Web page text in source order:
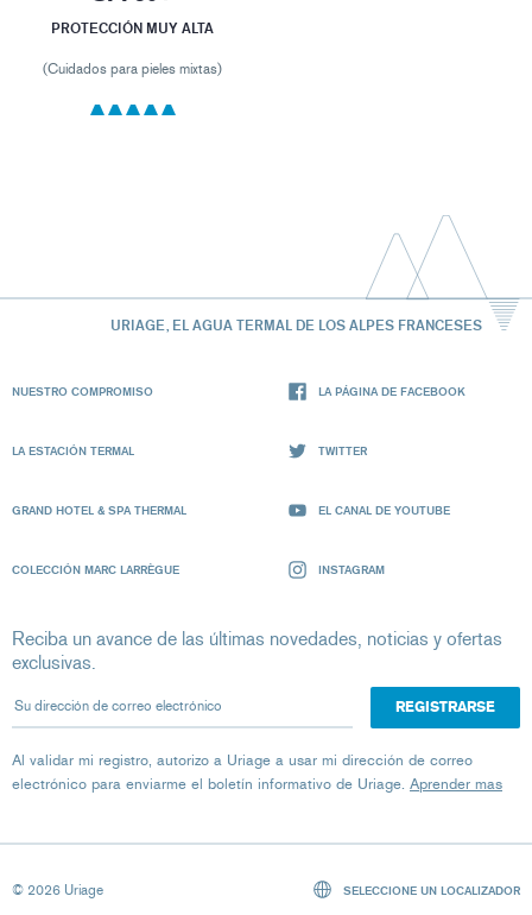
PROTECCIÓN MUY ALTA
(Cuidados para pieles mixtas)
URIAGE, EL AGUA TERMAL DE LOS ALPES FRANCESES
NUESTRO COMPROMISO
LA ESTACIÓN TERMAL
GRAND HOTEL & SPA THERMAL
COLECCIÓN MARC LARRÈGUE
LA PÁGINA DE FACEBOOK
TWITTER
EL CANAL DE YOUTUBE
INSTAGRAM
Reciba un avance de las últimas novedades, noticias y ofertas
exclusivas.
Su dirección de correo electrónico
Al validar mi registro, autorizo ​​a Uriage a usar mi dirección de correo
electrónico para enviarme el boletín informativo de Uriage. Aprender mas
© 2026 Uriage SELECCIONE UN LOCALIZADOR